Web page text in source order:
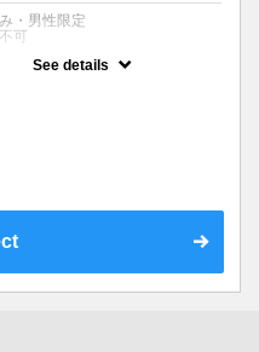
・男性限定
可
See details